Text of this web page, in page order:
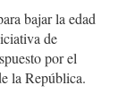
bajar la edad
de
por el
la República.